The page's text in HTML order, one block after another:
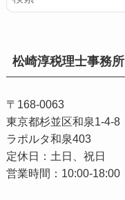
ブ
松崎淳税理士事務所
〒168-0063
東京都杉並区和泉1-4-8
ラポルタ和泉403
定休日：土日、祝日
営業時間：10:00-18:00